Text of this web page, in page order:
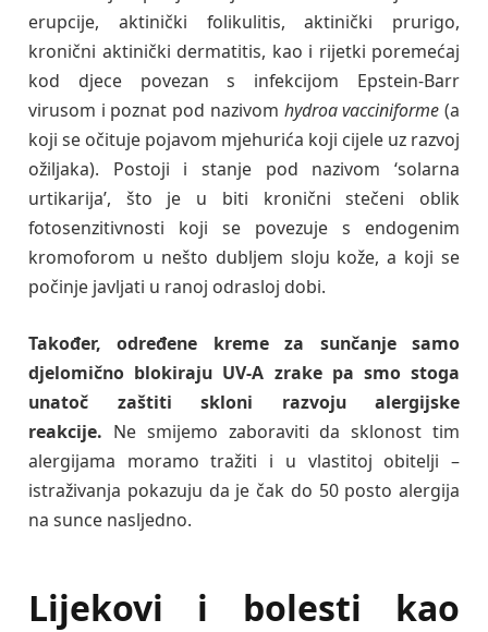
erupcije, aktinički folikulitis, aktinički prurigo,
kronični aktinički dermatitis, kao i rijetki poremećaj
kod djece povezan s infekcijom Epstein-Barr
virusom i poznat pod nazivom hydroa vacciniforme(a
koji se očituje pojavom mjehurića koji cijele uz razvoj
ožiljaka). Postoji i stanje pod nazivom ‘solarna
urtikarija’, što je u biti kronični stečeni oblik
fotosenzitivnosti koji se povezuje s endogenim
kromoforom u nešto dubljem sloju kože, a koji se
počinje javljati u ranoj odrasloj dobi.
Također, određene kreme za sunčanje samo
djelomično blokiraju UV-A zrake pa smo stoga
unatoč zaštiti skloni razvoju alergijske
reakcije. Ne smijemo zaboraviti da sklonost tim
alergijama moramo tražiti i u vlastitoj obitelji –
istraživanja pokazuju da je čak do 50 posto alergija
na sunce nasljedno.
Lijekovi i bolesti kao